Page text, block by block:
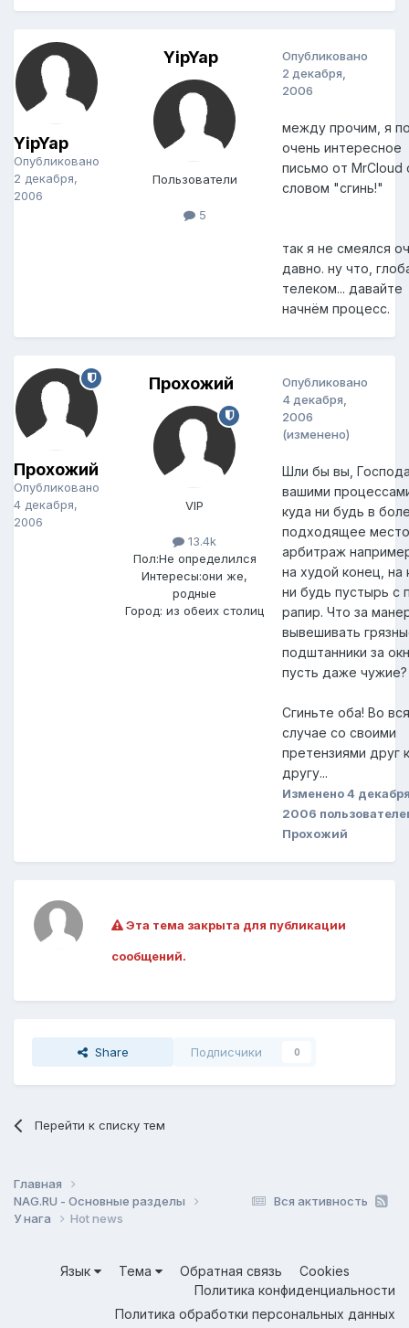
YipYap
Опубликовано
2 декабря,
2006
YipYap
Пользователи
5
Опубликовано
2 декабря,
2006
между прочим, я
очень интересное
письмо от MrCloud
словом "сгинь!"
так я не смеялся
давно. ну что,
телеком... давайте
начнём процесс.
Прохожий
Опубликовано
4 декабря,
2006
Прохожий
VIP
13.4k
Пол:Не определился
Интересы:они же,
родные
Город: из обеих столиц
Опубликовано
4 декабря,
2006
(изменено)
Шли бы вы,
вашими
куда ни будь в
подходящее
арбитраж
на худой конец, на
ни будь пустырь с
рапир. Что за
вывешивать
подштанники за
пусть даже чужие?
Сгиньте оба! Во
случае со своими
претензиями друг к
другу...
Изменено4
2006
Прохожий
Эта тема закрыта для публикации
сообщений.
Share Подписчики 0
Перейти к списку тем
Вся активность
Главная
NAG.RU - Основные разделы
У нага
Hot news
Язык Тема Обратная связь
Cookies
Политика конфиденциальности
Политика обработки персональных данных